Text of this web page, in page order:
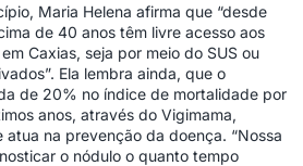
Maria Helena afirma que “desde
de 40 anos têm livre acesso aos
Caxias, seja por meio do SUS ou
Ela lembra ainda, que o
de 20% no índice de mortalidade por
anos, através do Vigimama,
na prevenção da doença. “Nossa
o nódulo o quanto tempo